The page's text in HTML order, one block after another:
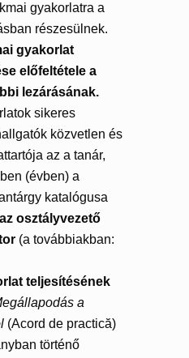
gyakorlatra a
részesülnek.
gyakorlat
előfeltétele a
lezárásának.
sikeres
közvetlen és
az a tanár,
(évben) a
katalógusa
az osztályvezető
(a továbbiakban:
teljesítésének
a
(Acord de practică)
történő